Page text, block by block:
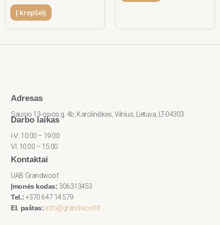
Į krepšelį
Adresas
Sausio 13-osios g. 4b, Karoliniškės, Vilnius, Lietuva, LT-04303
Darbo laikas
I-V: 10:00 – 19:00
VI: 10:00 – 15:00
Kontaktai
UAB Grandwoof
Įmonės kodas: 306313453
Tel.:+370 647 14 579
El. paštas: info@grandwoof.lt